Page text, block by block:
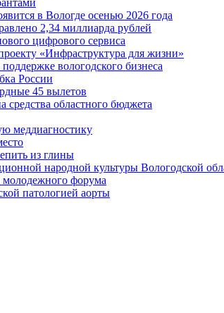
в Вологде осенью 2026 года
2,34 миллиарда рублей
цифрового сервиса
«Инфраструктура для жизни»
вологодского бизнеса
России
45 вылетов
областного бюджета
меддиагностику
из глины
народной культуры Вологодской
молодежного форума
патологией аорты